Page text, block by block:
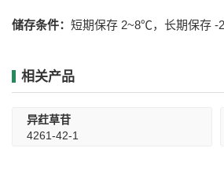
储存条件： 短期保存 2~8℃，长期保存 -
相关产品
异荭草苷
4261-42-1